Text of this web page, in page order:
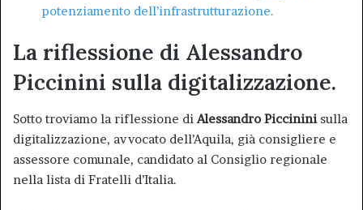
potenziamento dell’infrastrutturazione.
La riflessione di Alessandro
Piccinini sulla digitalizzazione.
Sotto troviamo la riflessione di Alessandro Piccinini sulla
digitalizzazione, avvocato dell’Aquila, già consigliere e
assessore comunale, candidato al Consiglio regionale
nella lista di Fratelli d’Italia.